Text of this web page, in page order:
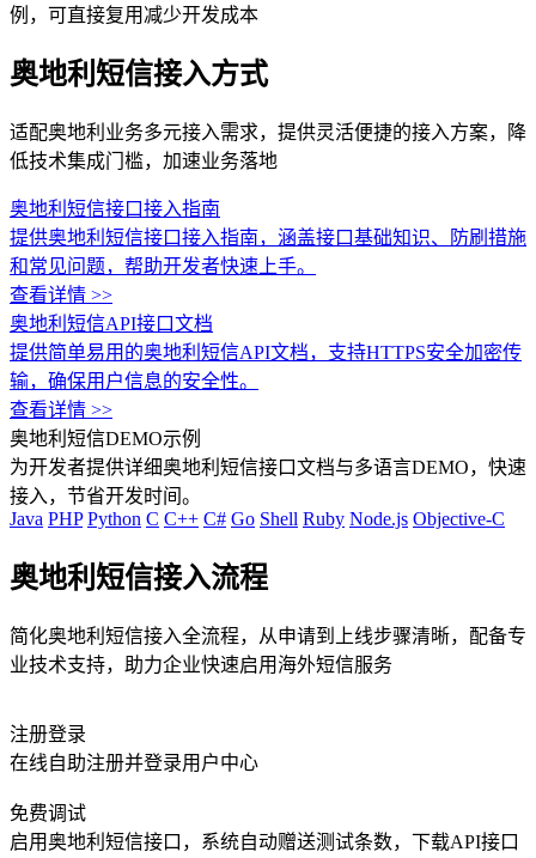
例，可直接复用减少开发成本
奥地利短信接入方式
适配奥地利业务多元接入需求，提供灵活便捷的接入方案，降
低技术集成门槛，加速业务落地
奥地利短信接口接入指南
提供奥地利短信接口接入指南，涵盖接口基础知识、防刷措施
和常见问题，帮助开发者快速上手。
查看详情 >>
奥地利短信API接口文档
提供简单易用的奥地利短信API文档，支持HTTPS安全加密传
输，确保用户信息的安全性。
查看详情 >>
奥地利短信DEMO示例
为开发者提供详细奥地利短信接口文档与多语言DEMO，快速
接入，节省开发时间。
Java PHP Python C C++ C# Go Shell Ruby Node.js Objective-C
奥地利短信接入流程
简化奥地利短信接入全流程，从申请到上线步骤清晰，配备专
业技术支持，助力企业快速启用海外短信服务
注册登录
在线自助注册并登录用户中心
免费调试
启用奥地利短信接口，系统自动赠送测试条数，下载API接口